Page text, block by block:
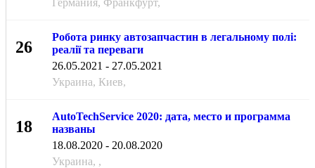
26
Робота ринку автозапчастин в легальному полі:
реалії та переваги
26.05.2021 - 27.05.2021
Украина, Киев,
18
AutoTechService 2020: дата, место и программа
названы
18.08.2020 - 20.08.2020
Украина, ,